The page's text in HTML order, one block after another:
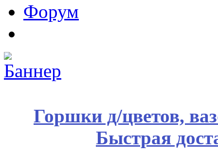
Форум
Горшки д/цветов,
Быстрая